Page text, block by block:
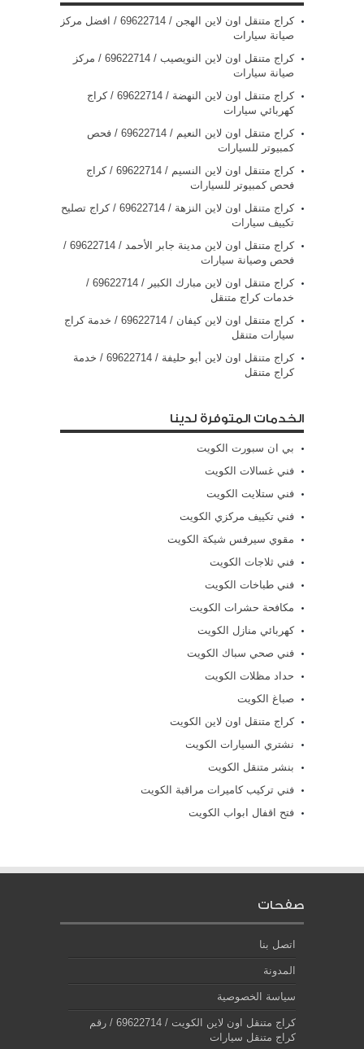
كراج متنقل اون لاين الهجن / 69622714‬ / افضل مركز
صيانة سيارات
كراج متنقل اون لاين النويصيب / 69622714‬ / مركز
صيانة سيارات
كراج متنقل اون لاين النهضة / 69622714‬ / كراج
كهربائي سيارات
كراج متنقل اون لاين النعيم / 69622714‬ / فحص
كمبيوتر للسيارات
كراج متنقل اون لاين النسيم / 69622714‬ / كراج
فحص كمبيوتر للسيارات
كراج متنقل اون لاين النزهة / 69622714‬ / كراج تصليح
تكييف سيارات
كراج متنقل اون لاين مدينة جابر الأحمد / 69622714‬ /
فحص وصيانة سيارات
كراج متنقل اون لاين مبارك الكبير / 69622714‬ /
خدمات كراج متنقل
كراج متنقل اون لاين كيفان / 69622714‬ / خدمة كراج
سيارات متنقل
كراج متنقل اون لاين أبو حليفة / 69622714‬ / خدمة
كراج متنقل
الخدمات المتوفرة لدينا
بي ان سبورت الكويت
فني غسالات الكويت
فني ستلايت الكويت
فني تكييف مركزي الكويت
مقوي سيرفس شيكة الكويت
فني ثلاجات الكويت
فني طباخات الكويت
مكافحة حشرات الكويت
كهربائي منازل الكويت
فني صحي سباك الكويت
حداد مظلات الكويت
صباغ الكويت
كراج متنقل اون لاين الكويت
نشتري السيارات الكويت
بنشر متنقل الكويت
فني تركيب كاميرات مراقبة الكويت
فتح اقفال ابواب الكويت
صفحات
اتصل بنا
المدونة
سياسة الخصوصية
كراج متنقل اون لاين الكويت / 69622714‬ / رقم
كراج متنقل سيارات